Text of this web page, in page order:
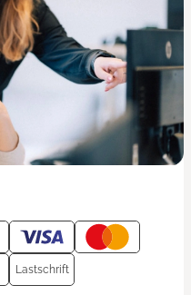
Lastschrift